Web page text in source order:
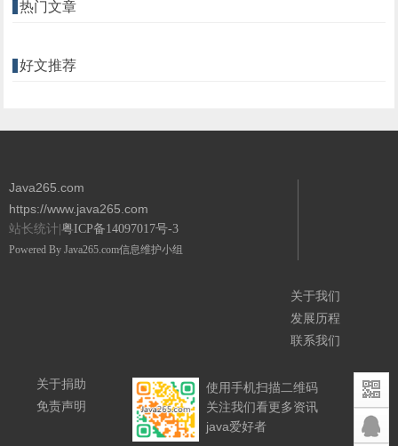
热门文章
好文推荐
Java265.com
https://www.java265.com
站长统计| 粤ICP备14097017号-3
Powered By Java265.com信息维护小组
关于我们
发展历程
联系我们
关于捐助
免责声明
使用手机扫描二维码
关注我们看更多资讯
java爱好者